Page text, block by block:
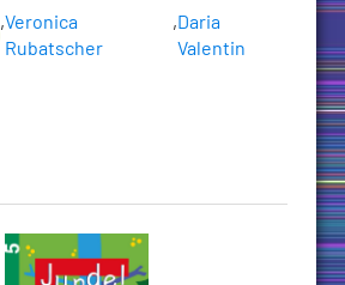
,Veronica
Rubatscher
,Daria
Valentin